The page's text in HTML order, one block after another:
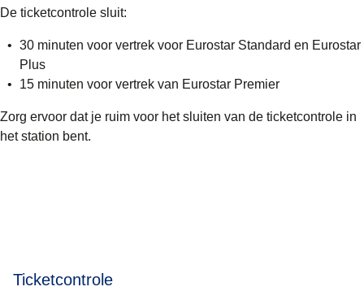
De ticketcontrole sluit:
30 minuten voor vertrek voor Eurostar Standard en Eurostar
Plus
15 minuten voor vertrek van Eurostar Premier
Zorg ervoor dat je ruim voor het sluiten van de ticketcontrole in
het station bent.
Ticketcontrole